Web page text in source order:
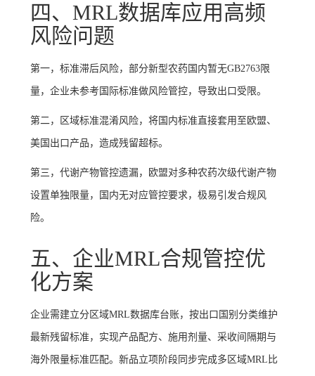
四、MRL数据库应用高频
风险问题
第一，标准滞后风险，部分新型农药国内暂无GB2763限
量，企业未参考国际标准做风险管控，导致出口受限。
第二，区域标准混淆风险，将国内标准直接套用至欧盟、
美国出口产品，造成残留超标。
第三，代谢产物管控遗漏，欧盟对多种农药次级代谢产物
设置单独限量，国内无对应管控要求，极易引发合规风
险。
五、企业MRL合规管控优
化方案
企业需建立分区域MRL数据库台账，按出口国别分类维护
最新残留标准，实现产品配方、施用剂量、采收间隔期与
海外限量标准匹配。新品立项阶段同步完成多区域MRL比